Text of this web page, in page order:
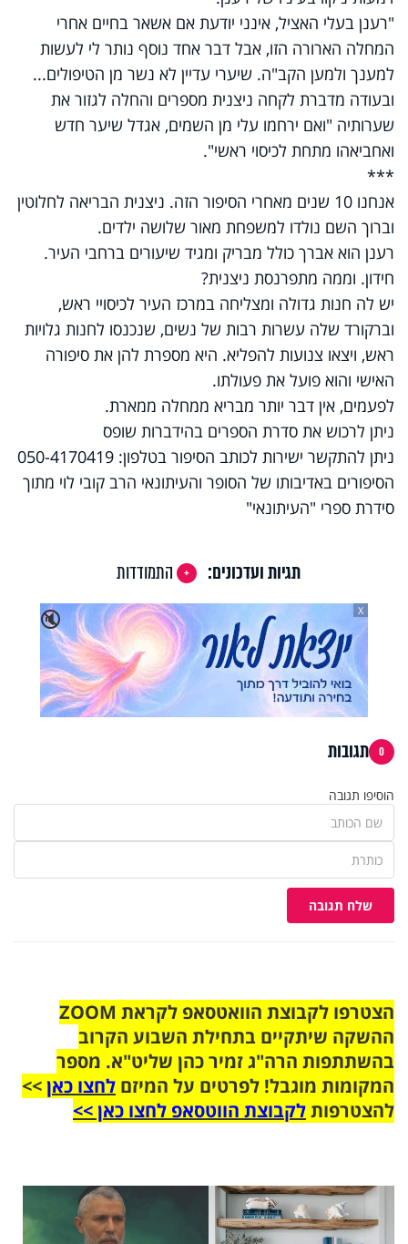
"רענן בעלי האציל, אינני יודעת אם אשאר בחיים אחרי
המחלה הארורה הזו, אבל דבר אחד נוסף נותר לי לעשות
למענך ולמען הקב"ה. שיערי עדיין לא נשר מן הטיפולים...
ובעודה מדברת לקחה ניצנית מספרים והחלה לגזור את
שערותיה "ואם ירחמו עלי מן השמים, אגדל שיער חדש
ואחביאהו מתחת לכיסוי ראשי".
***
אנחנו 10 שנים מאחרי הסיפור הזה. ניצנית הבריאה לחלוטין
וברוך השם נולדו למשפחת מאור שלושה ילדים.
רענן הוא אברך כולל מבריק ומגיד שיעורים ברחבי העיר.
חידון. וממה מתפרנסת ניצנית?
יש לה חנות גדולה ומצליחה במרכז העיר לכיסויי ראש,
וברקורד שלה עשרות רבות של נשים, שנכנסו לחנות גלויות
ראש, ויצאו צנועות להפליא. היא מספרת להן את סיפורה
האישי והוא פועל את פעולתו.
לפעמים, אין דבר יותר מבריא ממחלה ממארת.
ניתן לרכוש את סדרת הספרים בהידברות שופס
ניתן להתקשר ישירות לכותב הסיפור בטלפון: 050-4170419
הסיפורים באדיבותו של הסופר והעיתונאי הרב קובי לוי מתוך
סידרת ספרי "העיתונאי"
תגיות ועדכונים:
התמודדות
🔇
X
0 תגובות
הוסיפו תגובה
שלח תגובה
הצטרפו לקבוצת הוואטסאפ לקראת ZOOM
ההשקה שיתקיים בתחילת השבוע הקרוב
בהשתתפות הרה"ג זמיר כהן שליט"א. מספר
המקומות מוגבל! לפרטים על המיזם לחצו כאן>>
להצטרפותלקבוצת הווטסאפ לחצו כאן >>